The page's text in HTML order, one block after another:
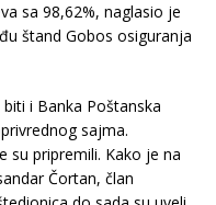
sa 98,62%, naglasio je
štand Gobos osiguranja
i Banka Poštanska
sajma.
su pripremili. Kako je na
Čortan, član